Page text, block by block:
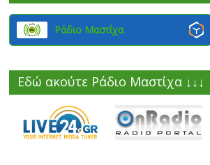
Ράδιο Μαστίχα
Εδώ ακούτε Ράδιο Μαστίχα ↓↓↓